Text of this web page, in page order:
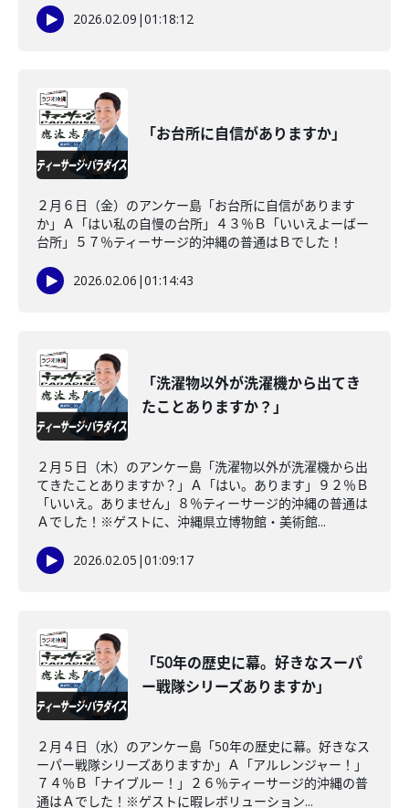
2026.02.09 |01:18:12
「お台所に自信がありますか」
２月６日（金）のアンケー島「お台所に自信があります
か」Ａ「はい私の自慢の台所」４３％Ｂ「いいえよーばー
台所」５７％ティーサージ的沖縄の普通はＢでした！
2026.02.06 |01:14:43
「洗濯物以外が洗濯機から出てき
たことありますか？」
２月５日（木）のアンケー島「洗濯物以外が洗濯機から出
てきたことありますか？」Ａ「はい。あります」９２％Ｂ
「いいえ。ありません」８％ティーサージ的沖縄の普通は
Ａでした！※ゲストに、沖縄県立博物館・美術館...
2026.02.05 |01:09:17
「50年の歴史に幕。好きなスーパ
ー戦隊シリーズありますか」
２月４日（水）のアンケー島「50年の歴史に幕。好きなス
ーパー戦隊シリーズありますか」Ａ「アルレンジャー！」
７４％Ｂ「ナイブルー！」２６％ティーサージ的沖縄の普
通はＡでした！※ゲストに暇レボリューション...